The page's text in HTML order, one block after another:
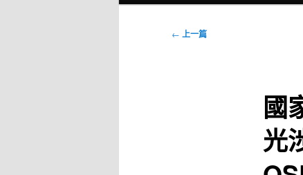
文
← 上一篇
國
光